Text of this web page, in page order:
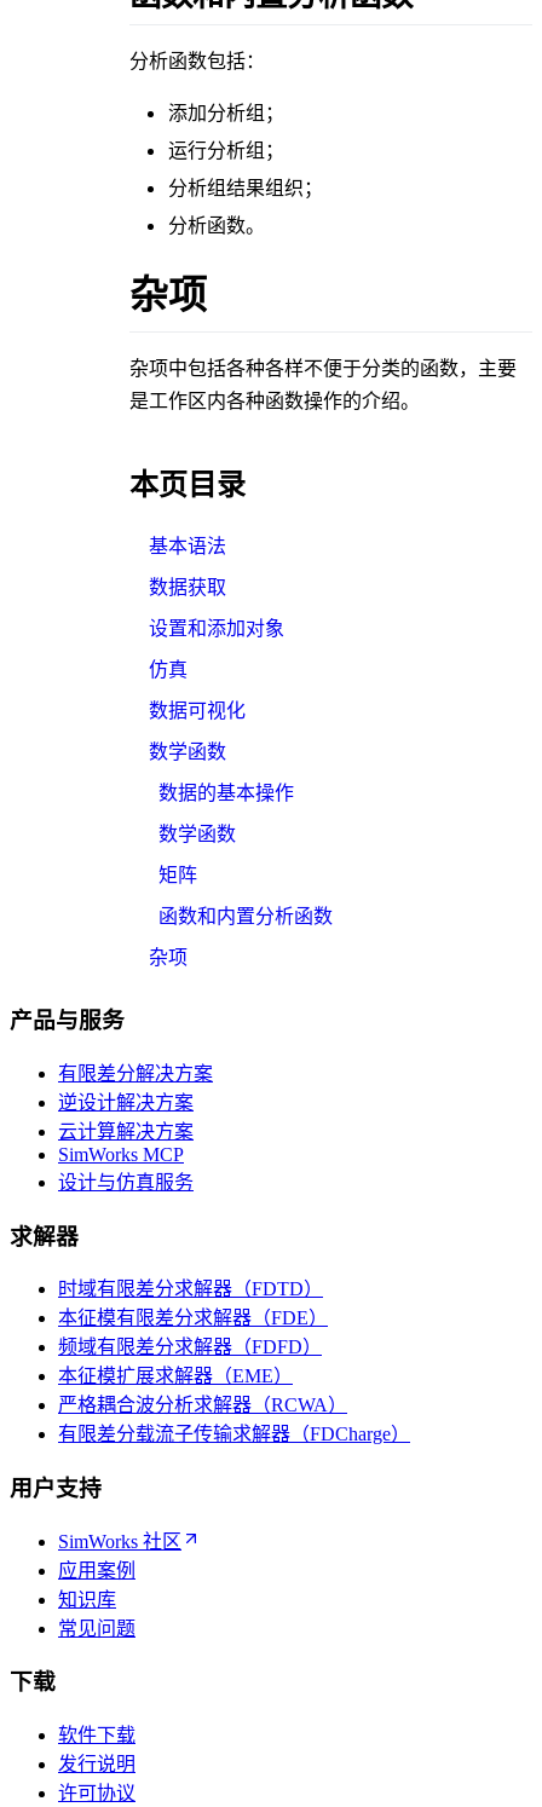
分析函数包括：
添加分析组；
运行分析组；
分析组结果组织；
分析函数。
杂项
杂项中包括各种各样不便于分类的函数，主要
是工作区内各种函数操作的介绍。
本页目录
基本语法
数据获取
设置和添加对象
仿真
数据可视化
数学函数
数据的基本操作
数学函数
矩阵
函数和内置分析函数
杂项
产品与服务
有限差分解决方案
逆设计解决方案
云计算解决方案
SimWorks MCP
设计与仿真服务
求解器
时域有限差分求解器（FDTD）
本征模有限差分求解器（FDE）
频域有限差分求解器（FDFD）
本征模扩展求解器（EME）
严格耦合波分析求解器（RCWA）
有限差分载流子传输求解器（FDCharge）
用户支持
SimWorks 社区
应用案例
知识库
常见问题
下载
软件下载
发行说明
许可协议